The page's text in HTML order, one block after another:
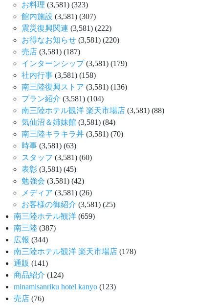
お料理 (3,581) (323)
館内施設 (3,581) (307)
震災復興関連 (3,581) (222)
お得なお知らせ (3,581) (220)
売店 (3,581) (187)
インターンシップ (3,581) (179)
社内行事 (3,581) (158)
南三陸復興ストア (3,581) (136)
プラン紹介 (3,581) (104)
南三陸ホテル観洋 楽天市場店 (3,581) (88)
気仙沼＆姉妹館 (3,581) (84)
南三陸キラキラ丼 (3,581) (70)
時事 (3,581) (63)
スタッフ (3,581) (60)
表彰 (3,581) (45)
勉強会 (3,581) (42)
メディア (3,581) (26)
お客様の御紹介 (3,581) (25)
南三陸ホテル観洋 (659)
南三陸 (387)
広報 (344)
南三陸ホテル観洋 楽天市場店 (178)
通販 (141)
商品紹介 (124)
minamisanriku hotel kanyo (123)
売店 (76)